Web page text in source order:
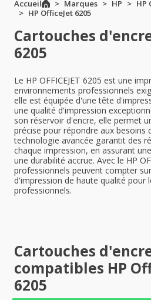
Accueil Marques HP
HP
HP OfficeJet 6205
Cartouches
6205
Le HP OFFICEJET 6205 est une
environnements professionnels
elle est équipée d'une tête
une qualité d'impression
son réservoir d'encre, elle permet
précise pour répondre aux besoins
technologie avancée garantit des
chaque impression, en assurant
une durabilité accrue. Avec le HP
professionnels peuvent compter
d'impression de haute qualité pour
professionnels.
Cartouches
compatibles HP
6205